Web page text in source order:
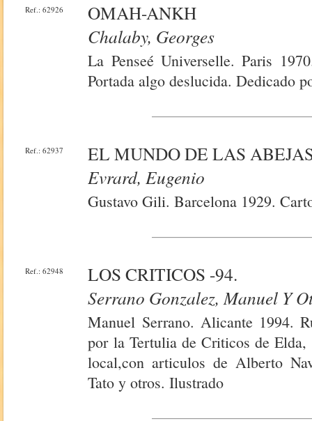
Ref.: 62926
OMAH-ANKH
Chalaby, Georges
La Penseé Universelle. Paris
Portada algo deslucida. Dedicado
Ref.: 62937
EL MUNDO DE LAS
Evrard, Eugenio
Gustavo Gili. Barcelona 1929.
Ref.: 62948
LOS CRITICOS -94.
Serrano Gonzalez, Manuel Y
Manuel Serrano. Alicante 1994.
por la Tertulia de Criticos de
local,con articulos de Alberto
Tato y otros. Ilustrado